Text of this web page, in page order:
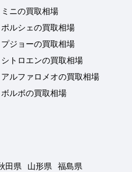
ミニの買取相場
ポルシェの買取相場
プジョーの買取相場
シトロエンの買取相場
アルファロメオの買取相場
ボルボの買取相場
田県 山形県
福島県